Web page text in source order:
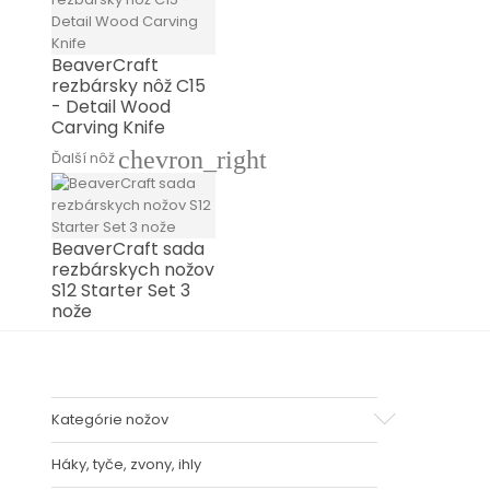
BeaverCraft
rezbársky nôž C15
- Detail Wood
Carving Knife
Ďalší nôž chevron_right
BeaverCraft sada
rezbárskych nožov
S12 Starter Set 3
nože
Kategórie nožov
Háky, tyče, zvony, ihly